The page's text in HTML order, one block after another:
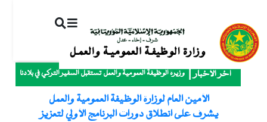
آخر الأخبار وزيرة الوظيفة العمومية والعمل تستقبل السفير التركي في بلادنا
الأمين العام لوزارة الوظيفة العمومية والعمل
يشرف على انطلاق دورات البرنامج الأولي لتعزيز